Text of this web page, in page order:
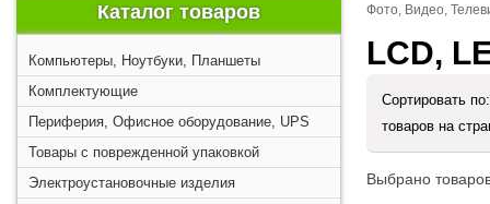
Каталог товаров
Компьютеры, Ноутбуки, Планшеты
Комплектующие
Периферия, Офисное оборудование, UPS
Товары с поврежденной упаковкой
Электроустановочные изделия
Фото, Видео,
LCD,
Сортировать
товаров на
Выбрано